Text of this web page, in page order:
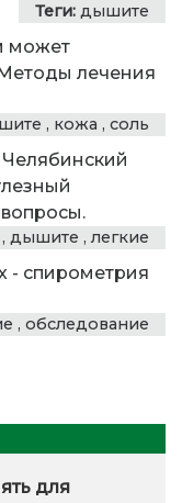
Теги: дышите
может
Методы лечения
, кожа , соль
Челябинский
, дышите , легкие
- спирометрия
, обследование
для